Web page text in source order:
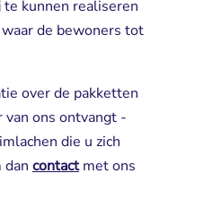
kunnen realiseren
de bewoners tot
over de pakketten
van ons ontvangt -
die u zich
dan contactmet ons